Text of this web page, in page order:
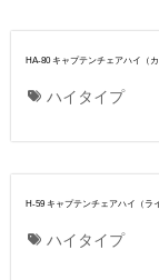
HA-80 キャプテンチェアハイ（カ
ハイタイプ
H-59 キャプテンチェアハイ（ラ
ハイタイプ